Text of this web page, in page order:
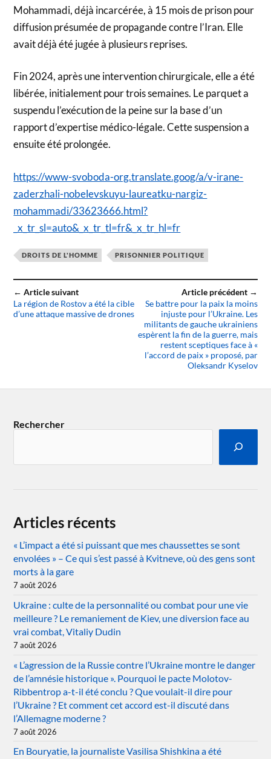
Mohammadi, déjà incarcérée, à 15 mois de prison pour
diffusion présumée de propagande contre l’Iran. Elle
avait déjà été jugée à plusieurs reprises.
Fin 2024, après une intervention chirurgicale, elle a été
libérée, initialement pour trois semaines. Le parquet a
suspendu l’exécution de la peine sur la base d’un
rapport d’expertise médico-légale. Cette suspension a
ensuite été prolongée.
https://www-svoboda-org.translate.goog/a/v-irane-
zaderzhali-nobelevskuyu-laureatku-nargiz-
mohammadi/33623666.html?
_x_tr_sl=auto&_x_tr_tl=fr&_x_tr_hl=fr
DROITS DE L'HOMME PRISONNIER POLITIQUE
← Article suivant
La région de Rostov a été la cible
d’une attaque massive de drones
Article précédent →
Se battre pour la paix la moins
injuste pour l’Ukraine. Les
militants de gauche ukrainiens
espèrent la fin de la guerre, mais
restent sceptiques face à «
l’accord de paix » proposé, par
Oleksandr Kyselov
Rechercher
Articles récents
« L’impact a été si puissant que mes chaussettes se sont
envolées » – Ce qui s’est passé à Kvitneve, où des gens sont
morts à la gare
7 août 2026
Ukraine : culte de la personnalité ou combat pour une vie
meilleure ? Le remaniement de Kiev, une diversion face au
vrai combat, Vitaliy Dudin
7 août 2026
« L’agression de la Russie contre l’Ukraine montre le danger
de l’amnésie historique ». Pourquoi le pacte Molotov-
Ribbentrop a-t-il été conclu ? Que voulait-il dire pour
l’Ukraine ? Et comment cet accord est-il discuté dans
l’Allemagne moderne ?
7 août 2026
En Bouryatie, la journaliste Vasilisa Shishkina a été